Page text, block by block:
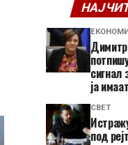
сигнал
ја
СВЕТ
под